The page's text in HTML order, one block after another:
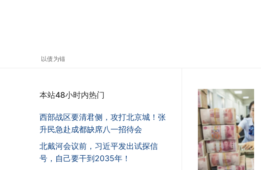
以债为锚
本站48小时内热门
西部战区要清君侧，攻打北京城！张
升民急赴成都缺席八一招待会
北戴河会议前，习近平发出试探信
号，自己要干到2035年！